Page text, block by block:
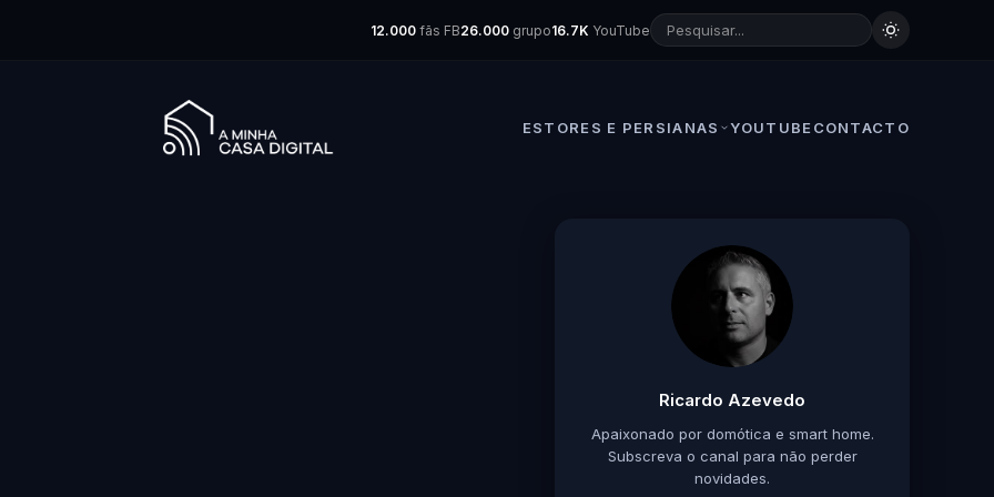
12.000 fãs FB26.000 grupo16.7K YouTube
ESTORES E PERSIANAS YOUTUBE CONTACTO
Ricardo Azevedo
Apaixonado por domótica e smart home.
Subscreva o canal para não perder
novidades.